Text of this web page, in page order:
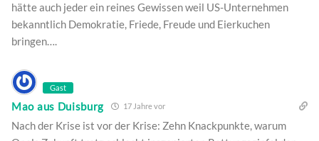
hätte auch jeder ein reines Gewissen weil US-Unternehmen
bekanntlich Demokratie, Friede, Freude und Eierkuchen
bringen….
Gast
Mao aus Duisburg 17 Jahre vor
Nach der Krise ist vor der Krise: Zehn Knackpunkte, warum